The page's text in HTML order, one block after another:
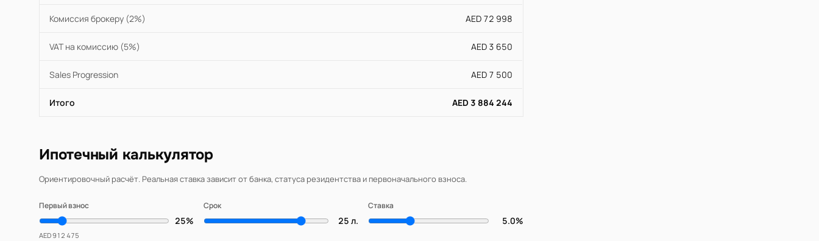
Комиссия брокеру (2%) AED 72 998
VAT на комиссию (5%) AED 3 650
Sales Progression AED 7 500
Итого AED 3 884 244
Ипотечный калькулятор
Ориентировочный расчёт. Реальная ставка зависит от банка, статуса резидентства и первоначального взноса.
Первый взнос
25%
AED 912 475
Срок
25 л.
Ставка
5.0%